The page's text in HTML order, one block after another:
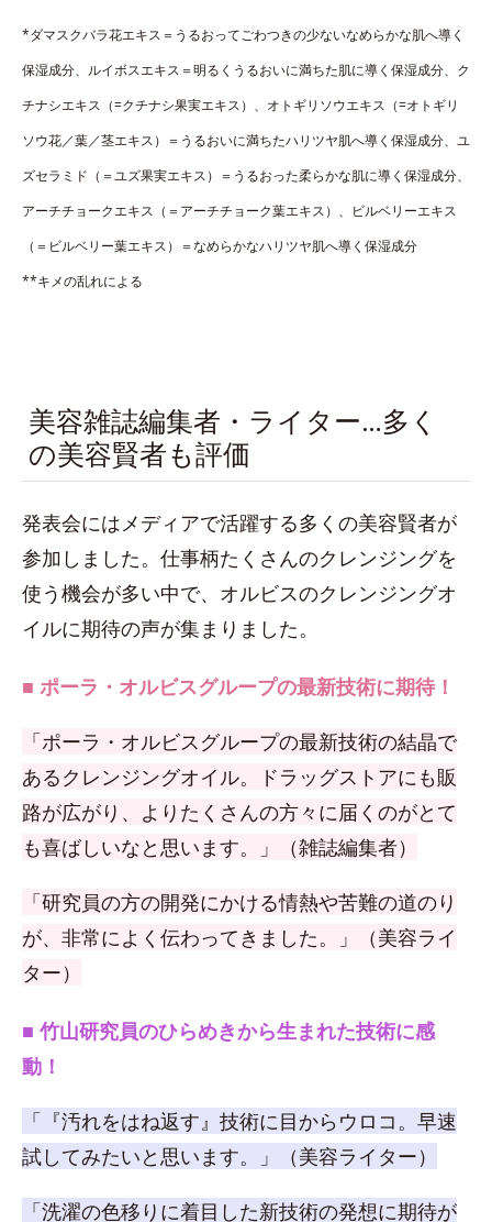
*ダマスクバラ花エキス＝うるおってごわつきの少ないなめらかな肌へ導く
保湿成分、ルイボスエキス＝明るくうるおいに満ちた肌に導く保湿成分、ク
チナシエキス（=クチナシ果実エキス）、オトギリソウエキス（=オトギリ
ソウ花／葉／茎エキス）＝うるおいに満ちたハリツヤ肌へ導く保湿成分、ユ
ズセラミド（＝ユズ果実エキス）＝うるおった柔らかな肌に導く保湿成分、
アーチチョークエキス（＝アーチチョーク葉エキス）、ビルベリーエキス
（＝ビルベリー葉エキス）＝なめらかなハリツヤ肌へ導く保湿成分
**キメの乱れによる
美容雑誌編集者・ライター…多く
の美容賢者も評価
発表会にはメディアで活躍する多くの美容賢者が
参加しました。仕事柄たくさんのクレンジングを
使う機会が多い中で、オルビスのクレンジングオ
イルに期待の声が集まりました。
■ ポーラ・オルビスグループの最新技術に期待！
「ポーラ・オルビスグループの最新技術の結晶で
あるクレンジングオイル。ドラッグストアにも販
路が広がり、よりたくさんの方々に届くのがとて
も喜ばしいなと思います。」（雑誌編集者）
「研究員の方の開発にかける情熱や苦難の道のり
が、非常によく伝わってきました。」（美容ライ
ター）
■ 竹山研究員のひらめきから生まれた技術に感
動！
「『汚れをはね返す』技術に目からウロコ。早速
試してみたいと思います。」（美容ライター）
「洗濯の色移りに着目した新技術の発想に期待が